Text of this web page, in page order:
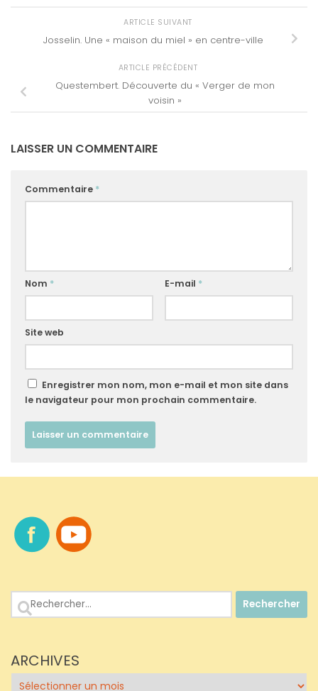
ARTICLE SUIVANT
Josselin. Une « maison du miel » en centre-ville
ARTICLE PRÉCÉDENT
Questembert. Découverte du « Verger de mon
voisin »
LAISSER UN COMMENTAIRE
Commentaire *
Nom * E-mail *
Site web
Enregistrer mon nom, mon e-mail et mon site dans
le navigateur pour mon prochain commentaire.
Rechercher :
ARCHIVES
Archives